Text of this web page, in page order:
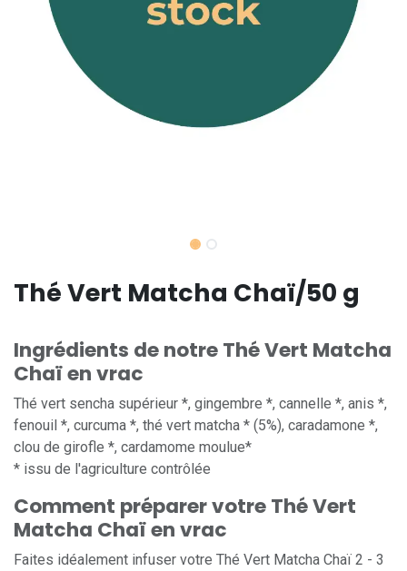
Thé Vert Matcha Chaï/50 g
Ingrédients de notre Thé Vert Matcha
Chaï en vrac
Thé vert sencha supérieur *, gingembre *, cannelle *, anis *,
fenouil *, curcuma *, thé vert matcha * (5%), caradamone *,
clou de girofle *, cardamome moulue*
* issu de l'agriculture contrôlée
Comment préparer votre Thé Vert
Matcha Chaï en vrac
Faites idéalement infuser votre Thé Vert Matcha Chaï 2 - 3